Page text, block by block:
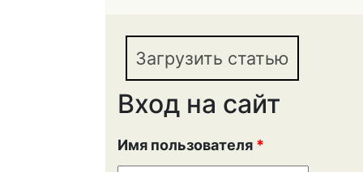
Загрузить статью
Вход на сайт
Имя пользователя *